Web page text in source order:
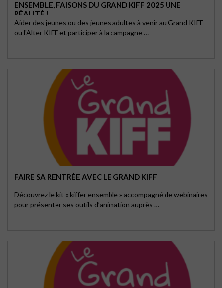
ENSEMBLE, FAISONS DU GRAND KIFF 2025 UNE
RÉALITÉ !
Aider des jeunes ou des jeunes adultes à venir au Grand KIFF
ou l'Alter KIFF et participer à la campagne …
FAIRE SA RENTRÉE AVEC LE GRAND KIFF
Découvrez le kit « kiffer ensemble » accompagné de webinaires
pour présenter ses outils d’animation auprès …